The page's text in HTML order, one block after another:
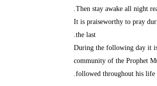
Then stay awake all night
It is praiseworthy to pray
the last.
During the following day it
community of the Prophet
followed throughout his life.